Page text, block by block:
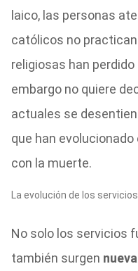
laico, las personas
católicos no
religiosas han
embargo no quiere
actuales se
que han
con la muerte.
La evolución de los
No solo los servicios
también surgen